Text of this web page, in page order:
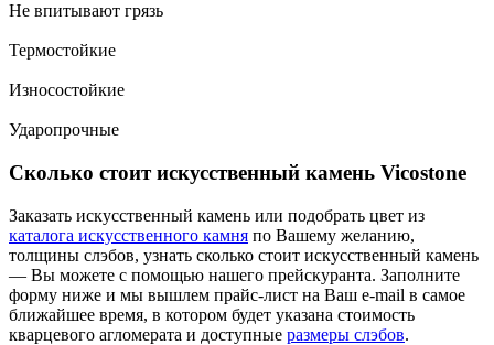
Не впитывают грязь
Термостойкие
Износостойкие
Ударопрочные
Сколько стоит искусственный камень Vicostone
Заказать искусственный камень или подобрать цвет из
каталога искусственного камня по Вашему желанию,
толщины слэбов, узнать сколько стоит искусственный камень
— Вы можете с помощью нашего прейскуранта. Заполните
форму ниже и мы вышлем прайс-лист на Ваш e-mail в самое
ближайшее время, в котором будет указана стоимость
кварцевого агломерата и доступные размеры слэбов.